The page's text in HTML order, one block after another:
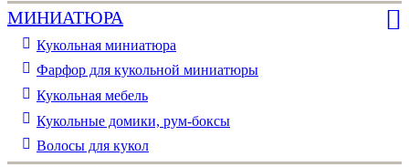
МИНИАТЮРА
Кукольная миниатюра
Фарфор для кукольной миниатюры
Кукольная мебель
Кукольные домики, рум-боксы
Волосы для кукол